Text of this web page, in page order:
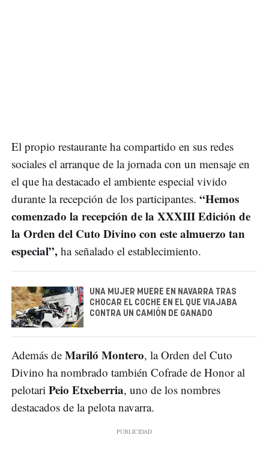
El propio restaurante ha compartido en sus redes
sociales el arranque de la jornada con un mensaje en
el que ha destacado el ambiente especial vivido
durante la recepción de los participantes. “Hemos
comenzado la recepción de la XXXIII Edición de
la Orden del Cuto Divino con este almuerzo tan
especial”, ha señalado el establecimiento.
UNA MUJER MUERE EN NAVARRA TRAS
CHOCAR EL COCHE EN EL QUE VIAJABA
CONTRA UN CAMIÓN DE GANADO
Además de Mariló Montero, la Orden del Cuto
Divino ha nombrado también Cofrade de Honor al
pelotari Peio Etxeberria, uno de los nombres
destacados de la pelota navarra.